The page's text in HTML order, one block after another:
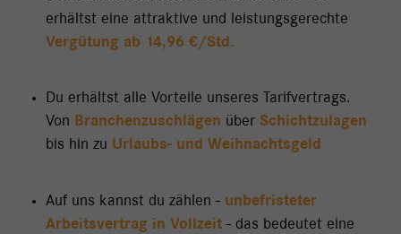
erhältst eine attraktive und leistungsgerechte
Vergütung ab 14,96 €/Std.
Du erhältst alle Vorteile unseres Tarifvertrags.
Von Branchenzuschlägen über Schichtzulagen
bis hin zu Urlaubs- und Weihnachtsgeld
Auf uns kannst du zählen - unbefristeter
Arbeitsvertrag in Vollzeit - das bedeutet eine